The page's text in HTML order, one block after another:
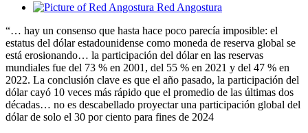
Red Angostura
“… hay un consenso que hasta hace poco parecía imposible: el
estatus del dólar estadounidense como moneda de reserva global se
está erosionando… la participación del dólar en las reservas
mundiales fue del 73 % en 2001, del 55 % en 2021 y del 47 % en
2022. La conclusión clave es que el año pasado, la participación del
dólar cayó 10 veces más rápido que el promedio de las últimas dos
décadas… no es descabellado proyectar una participación global del
dólar de solo el 30 por ciento para fines de 2024